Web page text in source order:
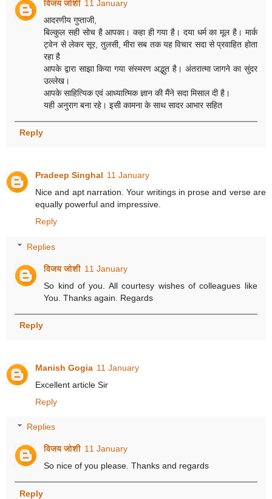
विजय जोशी 11 January
आदरणीय गुप्ताजी,
बिल्कुल सही सोच है आपका। कहा ही गया है। दया धर्म का मूल है। मार्क
ट्वेन से लेकर सूर, तुलसी, मीरा सब तक यह विचार सदा से प्रवाहित होता
रहा है
आपके द्वारा साझा किया गया संस्मरण अद्भुत है। अंतरात्मा जागने का सुंदर
उल्लेख।
आपके साहित्यिक एवं आध्यात्मिक ज्ञान की मैंने सदा मिसाल दी है।
यही अनुराग बना रहे। इसी कामना के साथ सादर आभार सहित
Reply
Pradeep Singhal 11 January
Nice and apt narration. Your writings in prose and verse are
equally powerful and impressive.
Reply
Replies
विजय जोशी 11 January
So kind of you. All courtesy wishes of colleagues like
You. Thanks again. Regards
Reply
Manish Gogia 11 January
Excellent article Sir
Reply
Replies
विजय जोशी 11 January
So nice of you please. Thanks and regards
Reply